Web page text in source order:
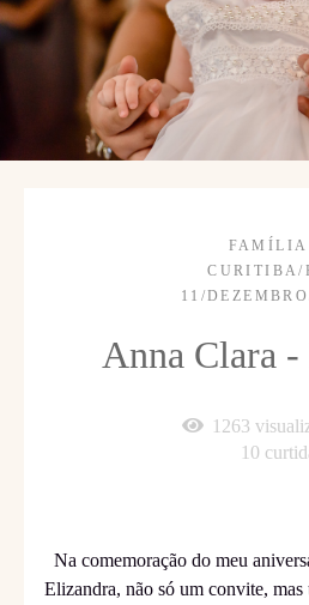
FAMÍLIA
CURITIBA/
11/
Anna Clara
1263
10
Na comemoração do meu
Elizandra, não só um convite, mas